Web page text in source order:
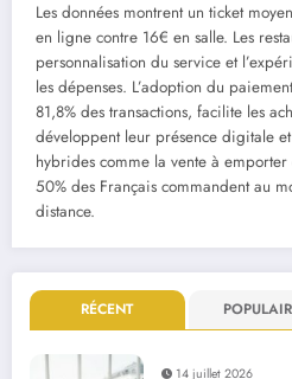
Les données montrent un ticket
en ligne contre 16€ en salle. Les
personnalisation du service et
les dépenses. L’adoption du
81,8% des transactions, facilite les
développent leur présence digitale
hybrides comme la vente à
50% des Français commandent au
distance.
RÉCENT
14 juillet 2026